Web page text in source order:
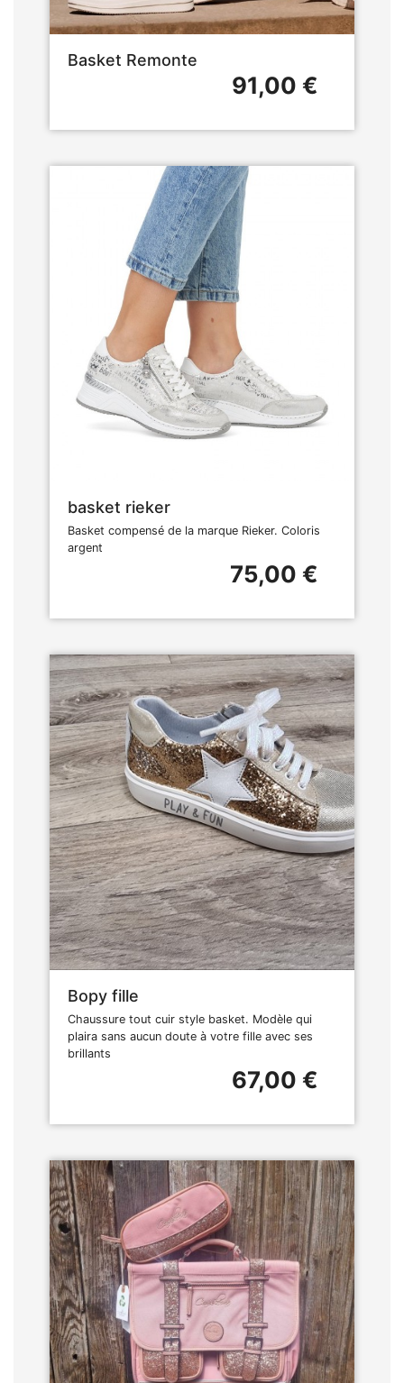
Basket Remonte
91,00 €
basket rieker
Basket compensé de la marque Rieker. Coloris
argent
75,00 €
Bopy fille
Chaussure tout cuir style basket. Modèle qui
plaira sans aucun doute à votre fille avec ses
brillants
67,00 €